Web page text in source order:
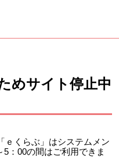
めサイト停止中
ｅくらぶ」はシステムメン
：00の間はご利用できま